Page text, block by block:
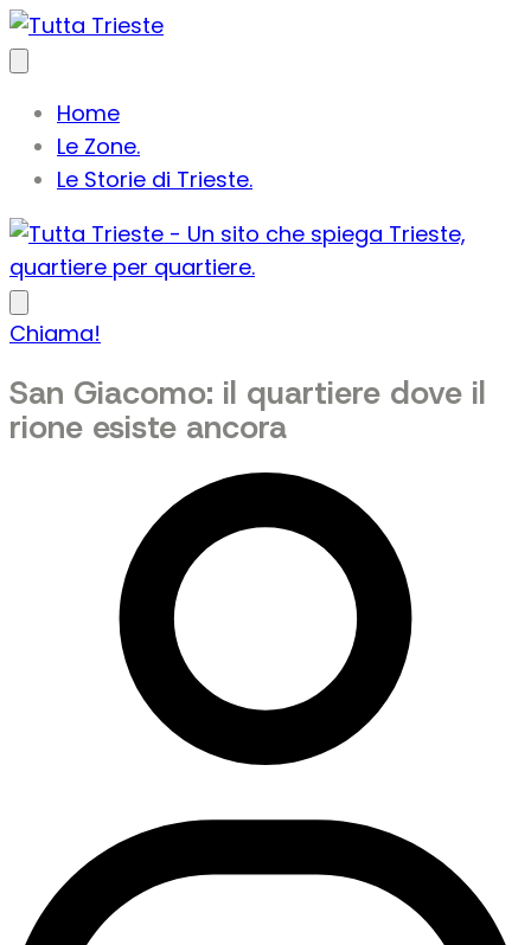
Home
Le Zone.
Le Storie di Trieste.
Chiama!
San Giacomo: il quartiere dove il
rione esiste ancora